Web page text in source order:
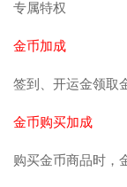
专属特权
金币加成
签到、开运金领取
金币购买加成
购买金币商品时，